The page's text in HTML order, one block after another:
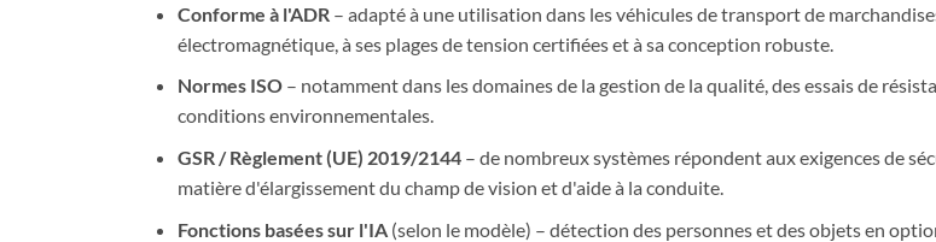
Conforme à l'ADR – adapté à une utilisation dans les véhicules de transport de
électromagnétique, à ses plages de tension certifiées et à sa conception robuste.
Normes ISO – notamment dans les domaines de la gestion de la qualité, des essais de
conditions environnementales.
GSR / Règlement (UE) 2019/2144 – de nombreux systèmes répondent aux exigences de
matière d'élargissement du champ de vision et d'aide à la conduite.
Fonctions basées sur l'IA (selon le modèle) – détection des personnes et des objets en